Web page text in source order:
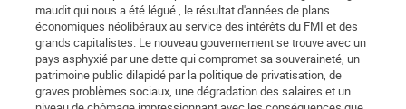
maudit qui nous a été légué , le résultat d'années de plans
économiques néolibéraux au service des intérêts du FMI et des
grands capitalistes. Le nouveau gouvernement se trouve avec un
pays asphyxié par une dette qui compromet sa souveraineté, un
patrimoine public dilapidé par la politique de privatisation, de
graves problèmes sociaux, une dégradation des salaires et un